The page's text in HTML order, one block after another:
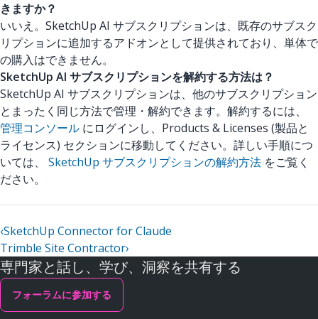
きますか？
いいえ。SketchUp AI サブスクリプションは、既存のサブスク
リプションに追加するアドオンとして提供されており、単体で
の購入はできません。
SketchUp AI サブスクリプションを解約する方法は？
SketchUp AI サブスクリプションは、他のサブスクリプション
とまったく同じ方法で管理・解約できます。解約するには、
管理コンソール にログインし、Products & Licenses (製品と
ライセンス) セクションに移動してください。詳しい手順につ
いては、 SketchUp サブスクリプションの解約方法 をご覧く
ださい。
‹SketchUp Connector for Claude
Trimble Site Contractor›
専門家と話し、学び、洞察を共有する
フォーラムに参加する